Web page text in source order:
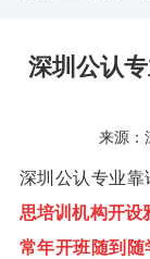
深圳公认
来源：
深圳公认专业
思培训机构开设
常年开班随到